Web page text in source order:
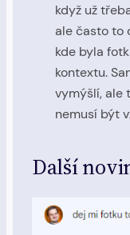
když už
ale často to
kde byla
kontextu.
vymýšlí, ale
nemusí být
Další